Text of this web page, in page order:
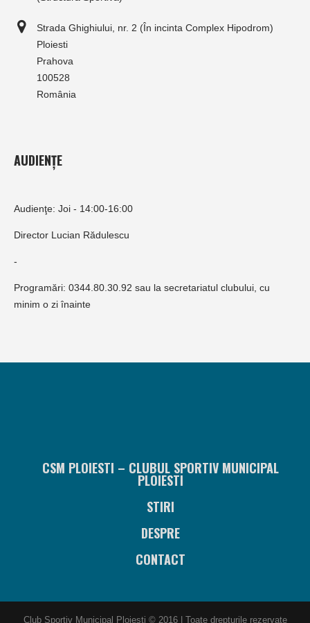
Strada Ghighiului, nr. 2 (În incinta Complex Hipodrom)
Ploiesti
Prahova
100528
România
AUDIENȚE
Audienţe: Joi - 14:00-16:00
Director Lucian Rădulescu
-
Programări: 0344.80.30.92 sau la secretariatul clubului, cu
minim o zi înainte
CSM PLOIESTI – CLUBUL SPORTIV MUNICIPAL
PLOIESTI
STIRI
DESPRE
CONTACT
Club Sportiv Municipal Ploiesti © 2016 | Toate drepturile rezervate